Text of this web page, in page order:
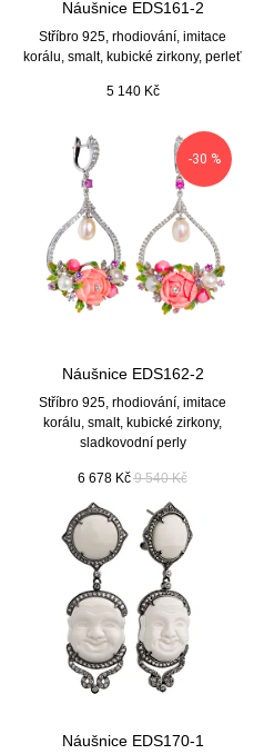
Náušnice EDS161-2
Stříbro 925, rhodiování, imitace
korálu, smalt, kubické zirkony, perleť
5 140 Kč
-30 %
Náušnice EDS162-2
Stříbro 925, rhodiování, imitace
korálu, smalt, kubické zirkony,
sladkovodní perly
6 678 Kč 9 540 Kč
Náušnice EDS170-1